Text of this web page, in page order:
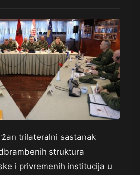
trilateralni sastanak
struktura
i privremenih institucija u